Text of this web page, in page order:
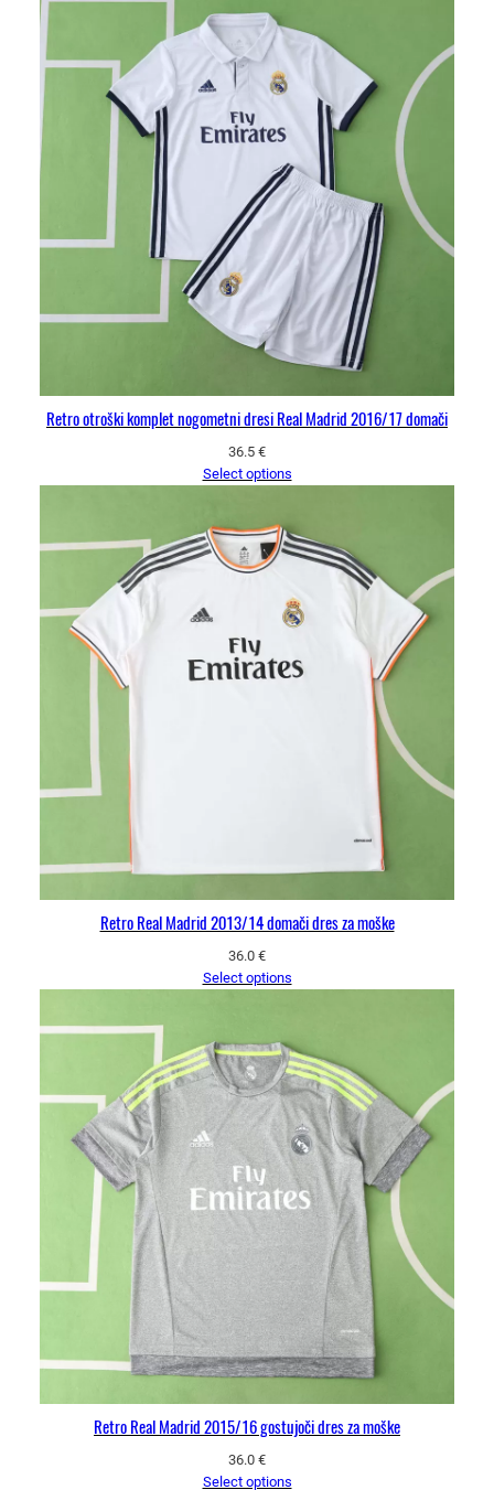
Retro otroški komplet nogometni dresi Real Madrid 2016/17 domači
36.5 €
Select options
Retro Real Madrid 2013/14 domači dres za moške
36.0 €
Select options
Retro Real Madrid 2015/16 gostujoči dres za moške
36.0 €
Select options